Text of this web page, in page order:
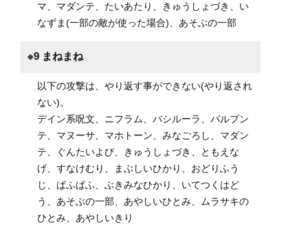
マ、マダンテ、たいあたり、きゅうしょづき、い
なずま(一部の敵が使った場合)、あそぶの一部
※9 まねまね
以下の攻撃は、やり返す事ができない(やり返され
ない)。
デイン系呪文、ニフラム、バシルーラ、パルプン
テ、マヌーサ、マホトーン、みなごろし、マダン
テ、ぐんたいよび、きゅうしょづき、ともえな
げ、すなけむり、まぶしいひかり、おどりふう
じ、ぱふぱふ、ぶきみなひかり、いてつくはど
う、あそぶの一部、あやしいひとみ、ムラサキの
ひとみ、あやしいきり